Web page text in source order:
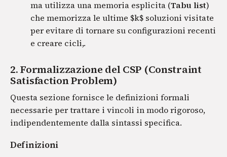
ma utilizza una memoria esplicita (Tabu list)
che memorizza le ultime $k$ soluzioni visitate
per evitare di tornare su configurazioni recenti
e creare cicli,.
2. Formalizzazione del CSP (Constraint
Satisfaction Problem)
Questa sezione fornisce le definizioni formali
necessarie per trattare i vincoli in modo rigoroso,
indipendentemente dalla sintassi specifica.
Definizioni